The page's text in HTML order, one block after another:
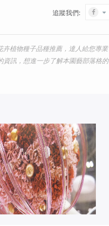
追蹤我們:
卉植物種子品種推薦，達人給您專業
訊，想進一步了解本園藝部落格的